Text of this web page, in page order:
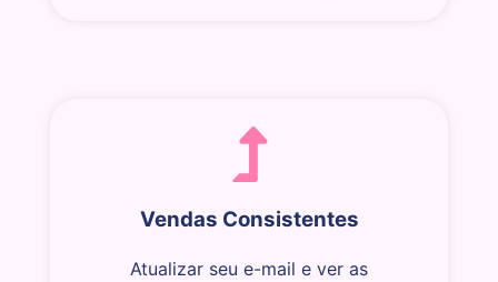
Vendas Consistentes
Atualizar seu e-mail e ver as